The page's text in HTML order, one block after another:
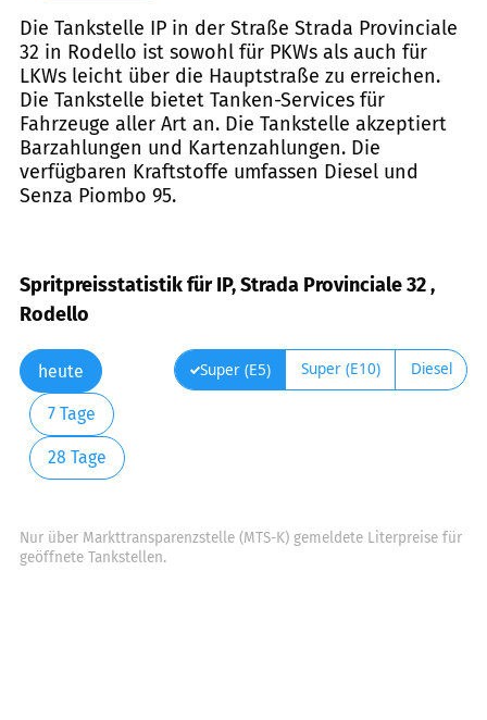
Die Tankstelle IP in der Straße Strada Provinciale
32 in Rodello ist sowohl für PKWs als auch für
LKWs leicht über die Hauptstraße zu erreichen.
Die Tankstelle bietet Tanken-Services für
Fahrzeuge aller Art an. Die Tankstelle akzeptiert
Barzahlungen und Kartenzahlungen. Die
verfügbaren Kraftstoffe umfassen Diesel und
Senza Piombo 95.
Spritpreisstatistik für IP, Strada Provinciale 32 ,
Rodello
heute
7 Tage
28 Tage
Super (E5) Super (E10) Diesel
Nur über Markttransparenzstelle (MTS-K) gemeldete Literpreise für
geöffnete Tankstellen.